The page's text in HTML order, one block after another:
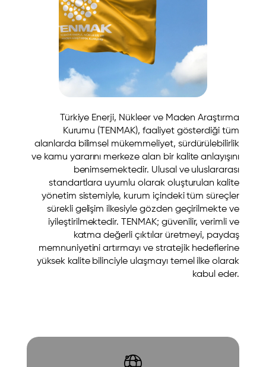
Türkiye Enerji, Nükleer ve Maden Araştırma
Kurumu (TENMAK), faaliyet gösterdiği tüm
alanlarda bilimsel mükemmeliyet, sürdürülebilirlik
ve kamu yararını merkeze alan bir kalite anlayışını
benimsemektedir. Ulusal ve uluslararası
standartlara uyumlu olarak oluşturulan kalite
yönetim sistemiyle, kurum içindeki tüm süreçler
sürekli gelişim ilkesiyle gözden geçirilmekte ve
iyileştirilmektedir. TENMAK; güvenilir, verimli ve
katma değerli çıktılar üretmeyi, paydaş
memnuniyetini artırmayı ve stratejik hedeflerine
yüksek kalite bilinciyle ulaşmayı temel ilke olarak
kabul eder.